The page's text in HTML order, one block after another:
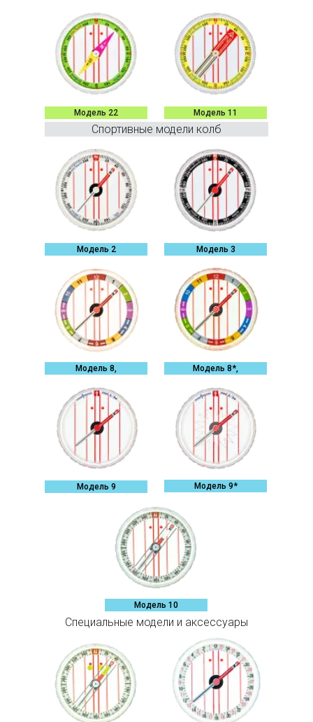
Модель 22
Модель 3
Специальные модели и аксессуары
Модель 8, Модель 8*,
Модель 11
Модель 9 Модель 9*
Модель 2
Спортивные модели колб
Модель 10